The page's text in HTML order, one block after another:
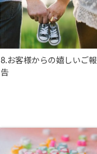
8.お客様からの嬉しいご報
告